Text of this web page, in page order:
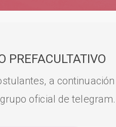
PREFACULTATIVO
a
oficial de telegram.